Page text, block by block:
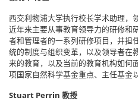
西交利物浦大学执行校长学术助理，
近年来主要从事教育领导力的研修和
者和管理者的一系列研修项目，并担
统的制度与组织变革，以及领导者在
来的教育，以及当前的教育机构如何
项国家自然科学基金重点、主任基金
Stuart Perrin 教授